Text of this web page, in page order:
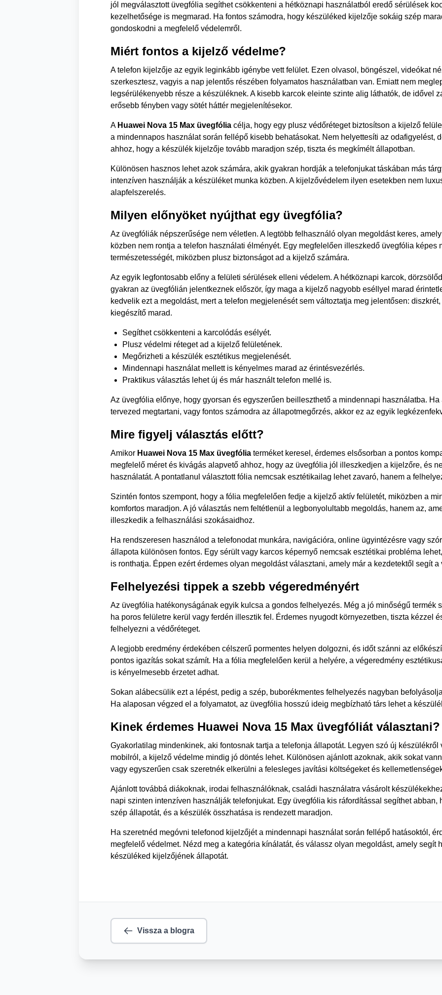
jól megválasztott üvegfólia segíthet csökkenteni a hétköznapi használatból eredő sérülések
kezelhetősége is megmarad. Ha fontos számodra, hogy készüléked kijelzője sokáig szép
gondoskodni a megfelelő védelemről.
Miért fontos a kijelző védelme?
A telefon kijelzője az egyik leginkább igénybe vett felület. Ezen olvasol, böngészel, videókat
szerkesztesz, vagyis a nap jelentős részében folyamatos használatban van. Emiatt nem
legsérülékenyebb része a készüléknek. A kisebb karcok eleinte szinte alig láthatók, de idővel
erősebb fényben vagy sötét háttér megjelenítésekor.
A Huawei Nova 15 Max üvegfólia célja, hogy egy plusz védőréteget biztosítson a kijelző
a mindennapos használat során fellépő kisebb behatásokat. Nem helyettesíti az odafigyelést,
ahhoz, hogy a készülék kijelzője tovább maradjon szép, tiszta és megkímélt állapotban.
Különösen hasznos lehet azok számára, akik gyakran hordják a telefonjukat táskában más
intenzíven használják a készüléket munka közben. A kijelzővédelem ilyen esetekben nem
alapfelszerelés.
Milyen előnyöket nyújthat egy üvegfólia?
Az üvegfóliák népszerűsége nem véletlen. A legtöbb felhasználó olyan megoldást keres,
közben nem rontja a telefon használati élményét. Egy megfelelően illeszkedő üvegfólia képes
természetességét, miközben plusz biztonságot ad a kijelző számára.
Az egyik legfontosabb előny a felületi sérülések elleni védelem. A hétköznapi karcok,
gyakran az üvegfólián jelentkeznek először, így maga a kijelző nagyobb eséllyel marad
kedvelik ezt a megoldást, mert a telefon megjelenését sem változtatja meg jelentősen:
kiegészítő marad.
Segíthet csökkenteni a karcolódás esélyét.
Plusz védelmi réteget ad a kijelző felületének.
Megőrizheti a készülék esztétikus megjelenését.
Mindennapi használat mellett is kényelmes marad az érintésvezérlés.
Praktikus választás lehet új és már használt telefon mellé is.
Az üvegfólia előnye, hogy gyorsan és egyszerűen beilleszthető a mindennapi használatba.
tervezed megtartani, vagy fontos számodra az állapotmegőrzés, akkor ez az egyik
Mire figyelj választás előtt?
Amikor Huawei Nova 15 Max üvegfólia terméket keresel, érdemes elsősorban a pontos
megfelelő méret és kivágás alapvető ahhoz, hogy az üvegfólia jól illeszkedjen a kijelzőre, és
használatát. A pontatlanul választott fólia nemcsak esztétikailag lehet zavaró, hanem a
Szintén fontos szempont, hogy a fólia megfelelően fedje a kijelző aktív felületét, miközben a
komfortos maradjon. A jó választás nem feltétlenül a legbonyolultabb megoldás, hanem az,
illeszkedik a felhasználási szokásaidhoz.
Ha rendszeresen használod a telefonodat munkára, navigációra, online ügyintézésre vagy
állapota különösen fontos. Egy sérült vagy karcos képernyő nemcsak esztétikai probléma
is ronthatja. Éppen ezért érdemes olyan megoldást választani, amely már a kezdetektől segít a
Felhelyezési tippek a szebb végeredményért
Az üvegfólia hatékonyságának egyik kulcsa a gondos felhelyezés. Még a jó minőségű termék
ha poros felületre kerül vagy ferdén illesztik fel. Érdemes nyugodt környezetben, tiszta kézzel
felhelyezni a védőréteget.
A legjobb eredmény érdekében célszerű pormentes helyen dolgozni, és időt szánni az
pontos igazítás sokat számít. Ha a fólia megfelelően kerül a helyére, a végeredmény
is kényelmesebb érzetet adhat.
Sokan alábecsülik ezt a lépést, pedig a szép, buborékmentes felhelyezés nagyban
Ha alaposan végzed el a folyamatot, az üvegfólia hosszú ideig megbízható társ lehet a
Kinek érdemes Huawei Nova 15 Max üvegfóliát választani?
Gyakorlatilag mindenkinek, aki fontosnak tartja a telefonja állapotát. Legyen szó új
mobilról, a kijelző védelme mindig jó döntés lehet. Különösen ajánlott azoknak, akik sokat
vagy egyszerűen csak szeretnék elkerülni a felesleges javítási költségeket és
Ajánlott továbbá diákoknak, irodai felhasználóknak, családi használatra vásárolt
napi szinten intenzíven használják telefonjukat. Egy üvegfólia kis ráfordítással segíthet abban,
szép állapotát, és a készülék összhatása is rendezett maradjon.
Ha szeretnéd megóvni telefonod kijelzőjét a mindennapi használat során fellépő hatásoktól,
megfelelő védelmet. Nézd meg a kategória kínálatát, és válassz olyan megoldást, amely segít
készüléked kijelzőjének állapotát.
Vissza a blogra